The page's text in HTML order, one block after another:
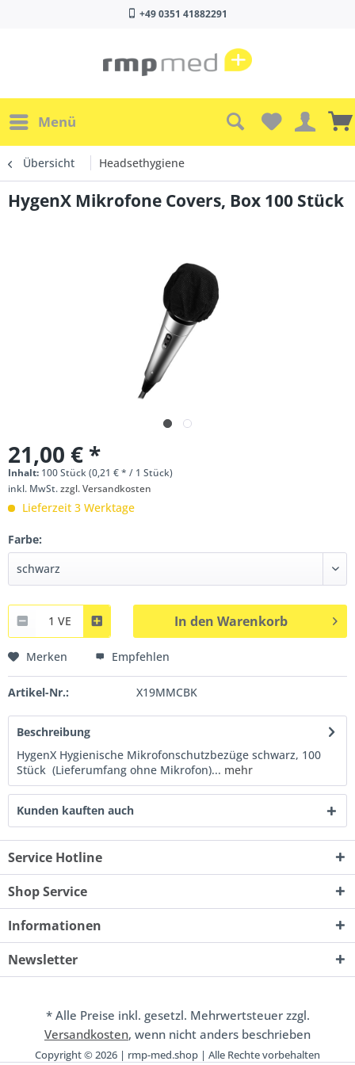
+49 0351 41882291
Menü
Übersicht Headsethygiene
HygenX Mikrofone Covers, Box 100 Stück
21,00 € *
Inhalt: 100 Stück (0,21 € * / 1 Stück)
inkl. MwSt.zzgl. Versandkosten
Lieferzeit 3 Werktage
Farbe:
1 VE In den Warenkorb
Merken Empfehlen
Artikel-Nr.: X19MMCBK
Beschreibung
HygenX Hygienische Mikrofonschutzbezüge schwarz, 100
Stück (Lieferumfang ohne Mikrofon)... mehr
Kunden kauften auch
Service Hotline
Shop Service
Informationen
Newsletter
* Alle Preise inkl. gesetzl. Mehrwertsteuer zzgl.
Versandkosten, wenn nicht anders beschrieben
Copyright © 2026 | rmp-med.shop | Alle Rechte vorbehalten